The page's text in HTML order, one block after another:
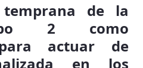
de la
2 como
actuar de
en los